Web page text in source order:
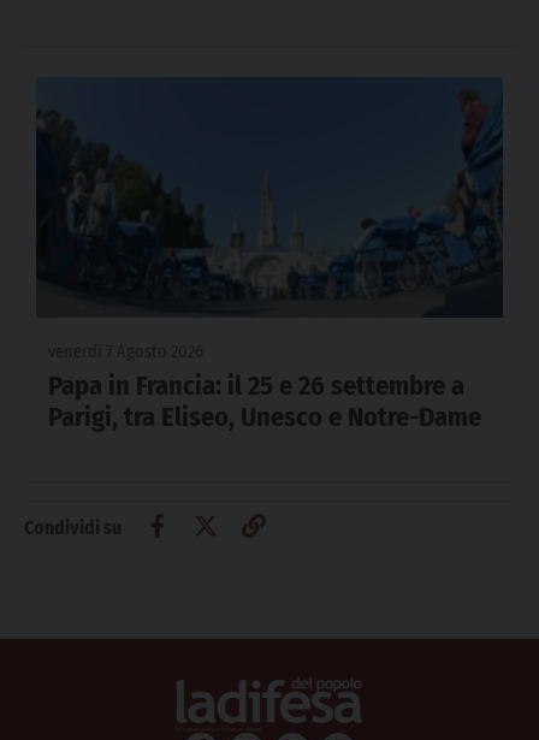
Papa in Francia: il 25 e 26 settembre a
Parigi, tra Eliseo, Unesco e Notre-Dame
Condividi su